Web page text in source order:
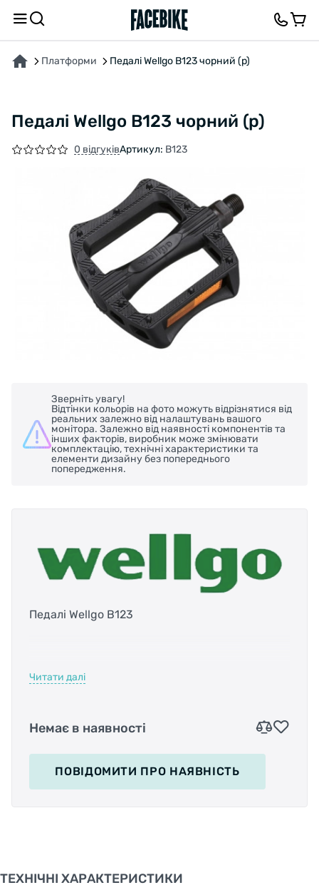
Платформи Педалі Wellgo B123 чорний (р)
Педалі Wellgo B123 чорний (р)
0 відгуківАртикул: B123
Зверніть увагу!
Відтінки кольорів на фото можуть відрізнятися від
реальних залежно від налаштувань вашого
монітора. Залежно від наявності компонентів та
інших факторів, виробник може змінювати
комплектацію, технічні характеристики та
елементи дизайну без попереднього
попередження.
Педалі Wellgo B123
Характеристики:
• Розміри: 111 х 98.7 х 26.5 мм;
Читати далі
Немає в наявності
ПОВІДОМИТИ ПРО НАЯВНІСТЬ
ТЕХНІЧНІ ХАРАКТЕРИСТИКИ
ПРО ТОВАР ХАРАКТЕРИСТИКИОПИС ВІДГУКИ ТА ЗАПИТАННЯ